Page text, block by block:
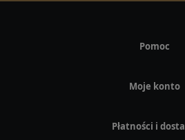
Paski i bransolety
Pomoc
Moje konto
Płatności i